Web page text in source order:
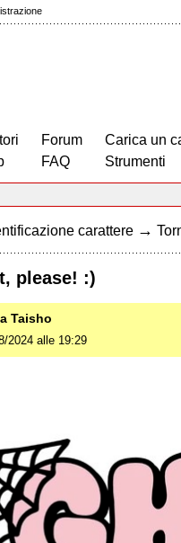
Forum
FAQ
Carica un
Strumenti
carattere →
please! :)
Taisho
2024 alle 19:29